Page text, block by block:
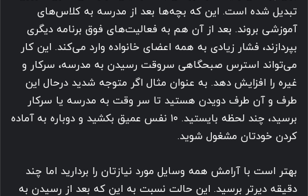
تبدیل شده است. این که بچه ها بعد از مدرسه به کلاس های
آموزشی بروند. بعد از آن هم به فعالیت های فوق برنامه دیگری
بپردازند، فشار زیادی به همه اعضای خانواده وارد می کند. این کار
می تواند استرس صبحگاهی سروقت رسیدن به مدرسه، سرکار و
غیره را افزایش دهد. به عنوان مثال اگر متوجه شدید درحال این
طرف و آن طرف دویدن هستید تا سر وقت به مدرسه یا سرکار
برسید، چند لحظه بایستید. ۱۰ نفس عمیق بکشید و دوباره به آماده
کردن خودتان مشغول شوید.
بهتر است با آرامش همه وسایل مورد نیازتان را بردارید اما چند
دقیقه دیرتر برسید. این حالت نسبت به این که بعد از رسیدن به